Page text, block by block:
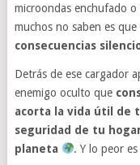
microondas enchufado
muchos no saben es
consecuencias
Detrás de ese cargador
enemigo oculto que
acorta la vida útil de
seguridad de tu
planeta
. Y lo peor